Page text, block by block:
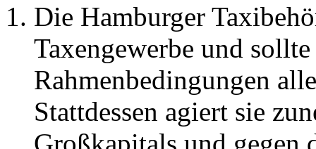
Die Hamburger
Taxengewerbe und
Rahmenbedingungen
Stattdessen agiert sie
Großkapitals und gegen